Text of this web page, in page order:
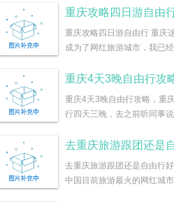
重庆攻略四日游自由
重庆攻略四日游自由行 重庆
成为了网红旅游城市，我已
重庆4天3晚自由行攻
重庆4天3晚自由行攻略，重
行四天三晚，去之前听同事
去重庆旅游跟团还是
去重庆旅游跟团还是自由行
中国目前旅游最火的网红城